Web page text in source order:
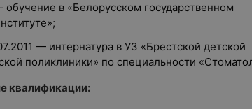
обучение в «Белорусском государственном
— интернатура в УЗ «Брестской детской
поликлиники» по специальности
квалификации: